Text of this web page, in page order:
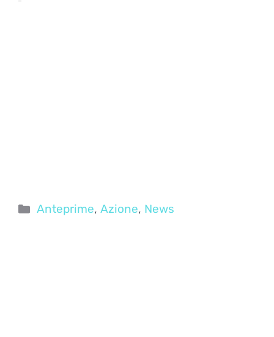
Categorie
Anteprime,Azione, News